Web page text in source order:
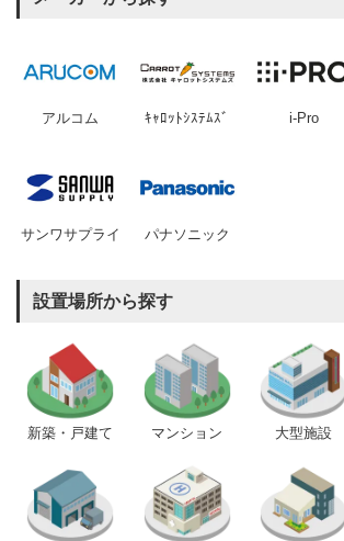
アルコム ｷｬﾛｯﾄｼｽﾃﾑｽﾞ i-Pro
サンワサプライ パナソニック
設置場所から探す
新築・戸建て マンション 大型施設